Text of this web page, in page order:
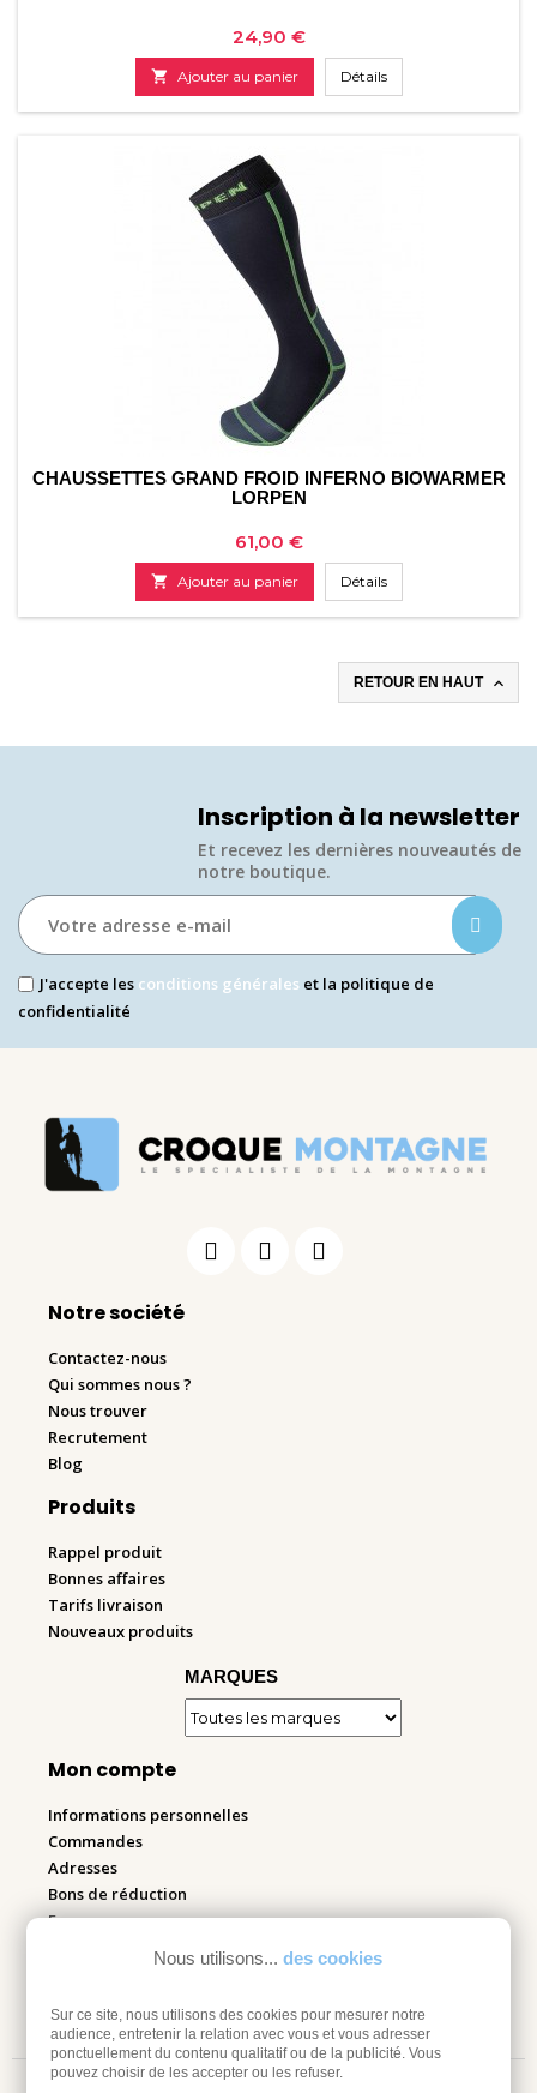
Nous utilisons... des cookies
Sur ce site, nous utilisons des cookies pour mesurer notre
audience, entretenir la relation avec vous et vous adresser
ponctuellement du contenu qualitatif ou de la publicité. Vous
pouvez choisir de les accepter ou les refuser.
Prix
24,90 €
 Ajouter au panier Détails
CHAUSSETTES GRAND FROID INFERNO BIOWARMER
LORPEN
Prix
61,00 €
 Ajouter au panier Détails
RETOUR EN HAUT 
Inscription à la newsletter
Et recevez les dernières nouveautés de
notre boutique.​
J'accepte les conditions générales et la politique de
confidentialité
Notre société
Contactez-nous
Qui sommes nous ?
Nous trouver
Recrutement
Blog
Produits
Rappel produit
Bonnes affaires
Tarifs livraison
Nouveaux produits
MARQUES
Mon compte
Informations personnelles
Commandes
Adresses
Bons de réduction
Espace pro